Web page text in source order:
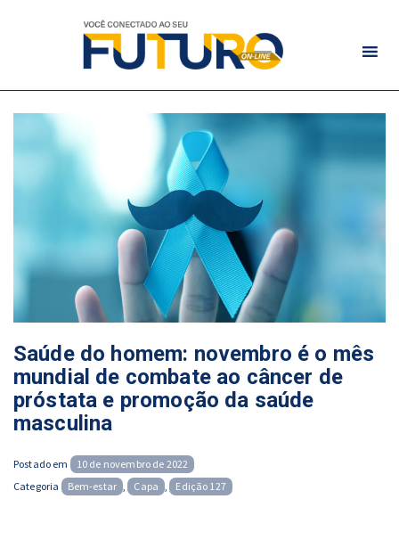
Saúde do homem: novembro é o mês
mundial de combate ao câncer de
próstata e promoção da saúde
masculina
Postado em Posted
on
10 de novembro de 2022
Categoria
Bem-estar , Capa , Edição 127